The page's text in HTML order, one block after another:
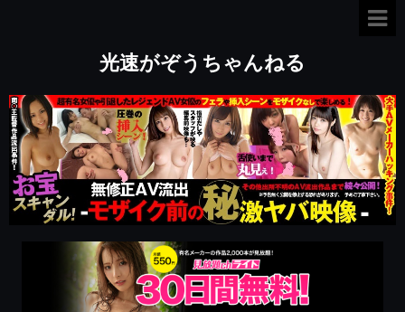
光速がぞうちゃんねる